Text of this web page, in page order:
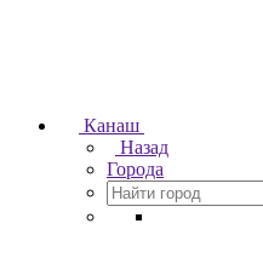
Канаш
Назад
Города